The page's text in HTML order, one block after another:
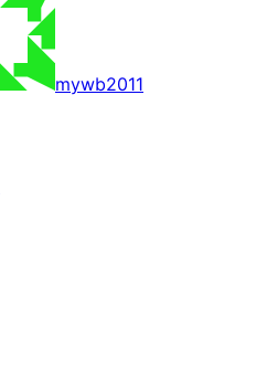
mywb2011